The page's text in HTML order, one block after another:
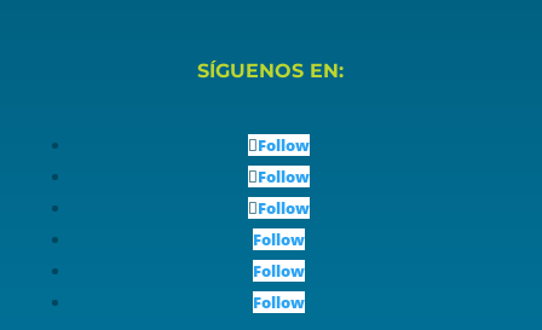
SÍGUENOS EN:
Follow
Follow
Follow
Follow
Follow
Follow